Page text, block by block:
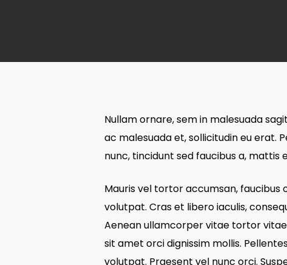
Nullam ornare, sem in malesuada
ac malesuada et, sollicitudin eu erat.
nunc, tincidunt sed faucibus a, mattis
Mauris vel tortor accumsan, faucibus
volutpat. Cras et libero iaculis,
Aenean ullamcorper vitae tortor
sit amet orci dignissim mollis.
volutpat. Praesent vel nunc orci.